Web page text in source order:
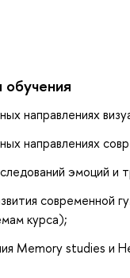
направлениях
направлениях
эмоций и
современной
курса);
Memory studies и